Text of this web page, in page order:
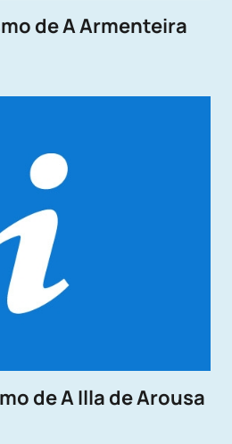
de A Armenteira
de A Illa de Arousa